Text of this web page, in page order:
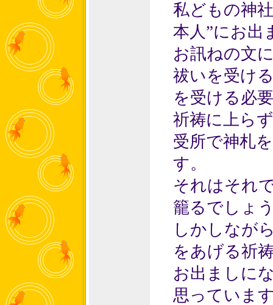
私どもの神
本人”にお出
お訊ねの文
祓いを受け
を受ける必
祈祷に上ら
受所で神札
す。
それはそれ
籠るでしょ
しかしなが
をあげる祈
お出ましに
思っていま